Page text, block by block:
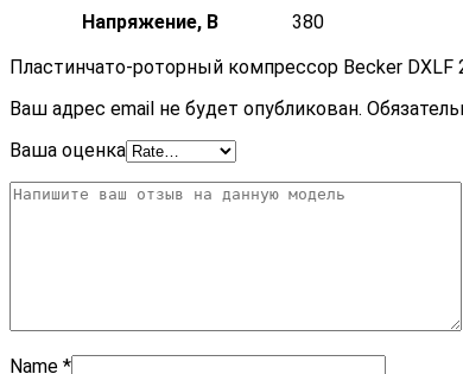
Напряжение, В
380
Пластинчато-роторный компрессор Becker
Ваш адрес email не будет опубликован.
Ваша оценка
Name *